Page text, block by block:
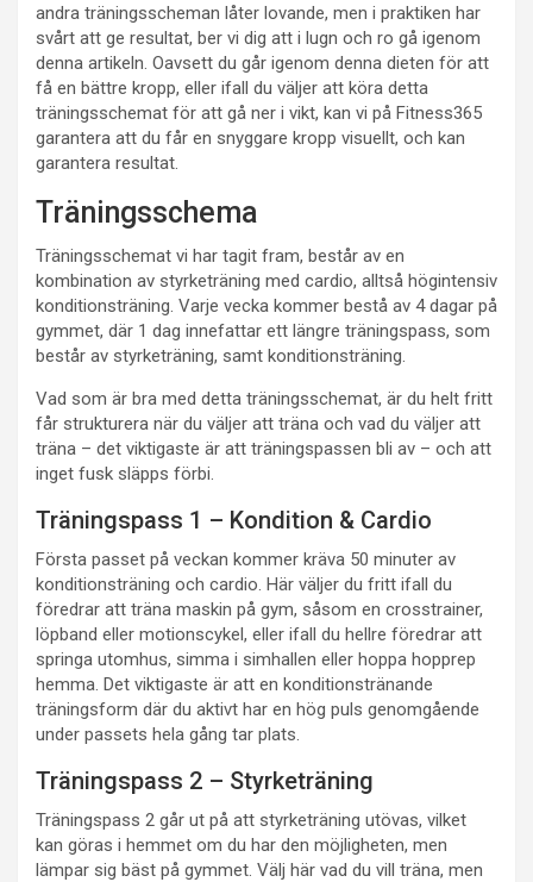
andra träningsscheman låter lovande, men i praktiken har
svårt att ge resultat, ber vi dig att i lugn och ro gå igenom
denna artikeln. Oavsett du går igenom denna dieten för att
få en bättre kropp, eller ifall du väljer att köra detta
träningsschemat för att gå ner i vikt, kan vi på Fitness365
garantera att du får en snyggare kropp visuellt, och kan
garantera resultat.
Träningsschema
Träningsschemat vi har tagit fram, består av en
kombination av styrketräning med cardio, alltså högintensiv
konditionsträning. Varje vecka kommer bestå av 4 dagar på
gymmet, där 1 dag innefattar ett längre träningspass, som
består av styrketräning, samt konditionsträning.
Vad som är bra med detta träningsschemat, är du helt fritt
får strukturera när du väljer att träna och vad du väljer att
träna – det viktigaste är att träningspassen bli av – och att
inget fusk släpps förbi.
Träningspass 1 – Kondition & Cardio
Första passet på veckan kommer kräva 50 minuter av
konditionsträning och cardio. Här väljer du fritt ifall du
föredrar att träna maskin på gym, såsom en crosstrainer,
löpband eller motionscykel, eller ifall du hellre föredrar att
springa utomhus, simma i simhallen eller hoppa hopprep
hemma. Det viktigaste är att en konditionstränande
träningsform där du aktivt har en hög puls genomgående
under passets hela gång tar plats.
Träningspass 2 – Styrketräning
Träningspass 2 går ut på att styrketräning utövas, vilket
kan göras i hemmet om du har den möjligheten, men
lämpar sig bäst på gymmet. Välj här vad du vill träna, men